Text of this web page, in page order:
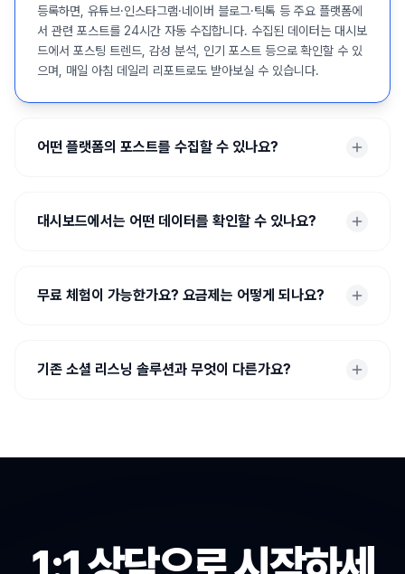
등록하면, 유튜브·인스타그램·네이버 블로그·틱톡 등 주요 플랫폼에
서 관련 포스트를 24시간 자동 수집합니다. 수집된 데이터는 대시보
드에서 포스팅 트렌드, 감성 분석, 인기 포스트 등으로 확인할 수 있
으며, 매일 아침 데일리 리포트로도 받아보실 수 있습니다.
어떤 플랫폼의 포스트를 수집할 수 있나요?
대시보드에서는 어떤 데이터를 확인할 수 있나요?
무료 체험이 가능한가요? 요금제는 어떻게 되나요?
기존 소셜 리스닝 솔루션과 무엇이 다른가요?